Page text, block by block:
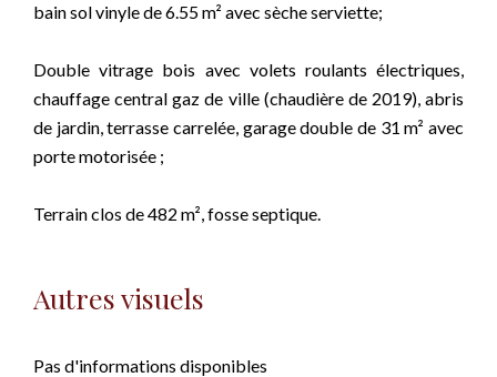
bain sol vinyle de 6.55 m² avec sèche serviette;
Double vitrage bois avec volets roulants électriques,
chauffage central gaz de ville (chaudière de 2019), abris
de jardin, terrasse carrelée, garage double de 31 m² avec
porte motorisée ;
Terrain clos de 482 m², fosse septique.
Autres visuels
Pas d'informations disponibles